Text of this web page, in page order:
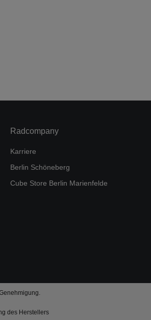
Radcompany
Karriere
Berlin Schöneberg
Cube Store Berlin Marienfelde
des Herstellers